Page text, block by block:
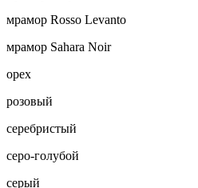
мрамор Rosso Levanto
мрамор Sahara Noir
орех
розовый
серебристый
серо-голубой
серый